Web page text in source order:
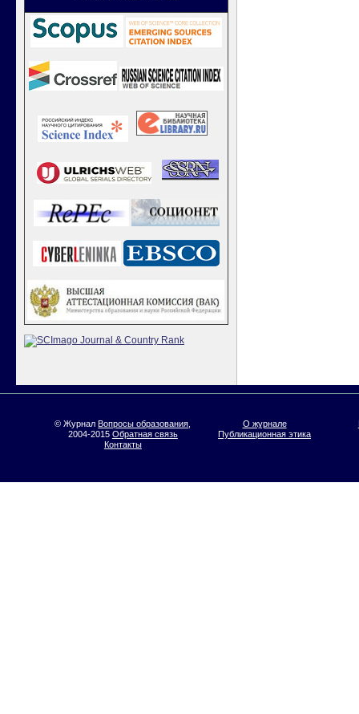
© ЖурналВопросы образования
2004-2015 Обратная связь
О журнале
Публикационная этика
Контакты